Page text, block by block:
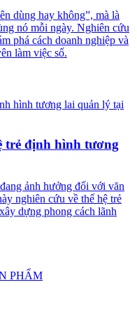
dùng hay không”, mà là
nó mỗi ngày. Nghiên cứu
phá cách doanh nghiệp và
làm việc số.
trẻ định hình tương
ảnh hưởng đối với văn
nghiên cứu về thế hệ trẻ
dựng phong cách lãnh
PHẨM